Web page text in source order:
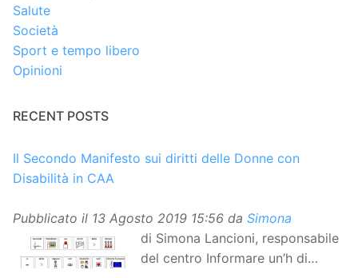
Salute
Società
Sport e tempo libero
Opinioni
RECENT POSTS
Il Secondo Manifesto sui diritti delle Donne con
Disabilità in CAA
Pubblicato il 13 Agosto 2019 15:56 da Simona
di Simona Lancioni, responsabile
del centro Informare un’h di